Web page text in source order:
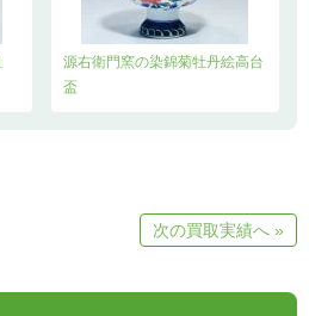
源右衛門窯の染錦菊牡丹絵高台
盃
次の買取実績へ »